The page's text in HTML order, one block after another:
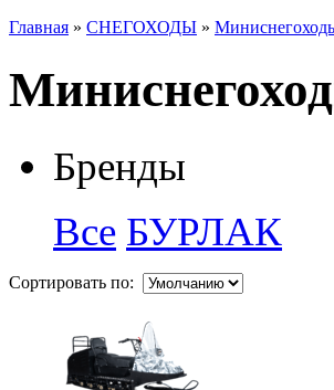
Главная » СНЕГОХОДЫ »
Бренды
Все БУРЛАК
Сортировать по: